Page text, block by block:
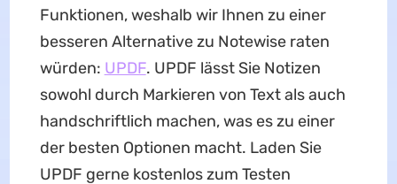
Funktionen, weshalb wir Ihnen zu einer
besseren Alternative zu Notewise raten
würden: UPDF. UPDF lässt Sie Notizen
sowohl durch Markieren von Text als auch
handschriftlich machen, was es zu einer
der besten Optionen macht. Laden Sie
UPDF gerne kostenlos zum Testen